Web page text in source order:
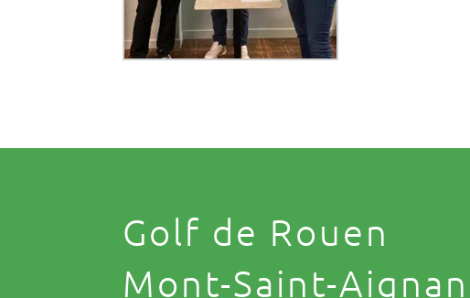
Golf de Rouen
Mont-Saint-Aignan